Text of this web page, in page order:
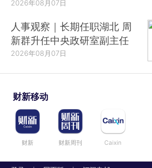
2026年08月07日
人事观察｜长期任职湖北 周
新群升任中央政研室副主任
2026年08月07日
财新移动
财新 财新周刊 Caixin